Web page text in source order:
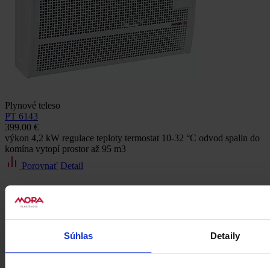
Súhlas Detaily
Plynové teleso
PT 6143
399.00 €
výkon 4,2 kW regulace teploty termostat 10-32 °C odvod spalin do
komína vytopí prostor až 95 m3
Porovnať Detail